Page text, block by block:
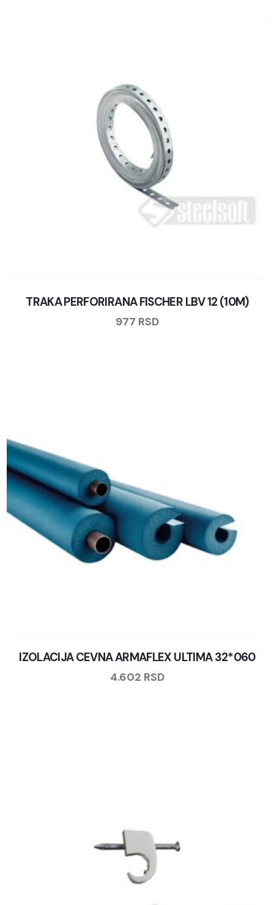
TRAKA PERFORIRANA FISCHER LBV 12 (10M)
977 RSD
IZOLACIJA CEVNA ARMAFLEX ULTIMA 32*060
4.602 RSD